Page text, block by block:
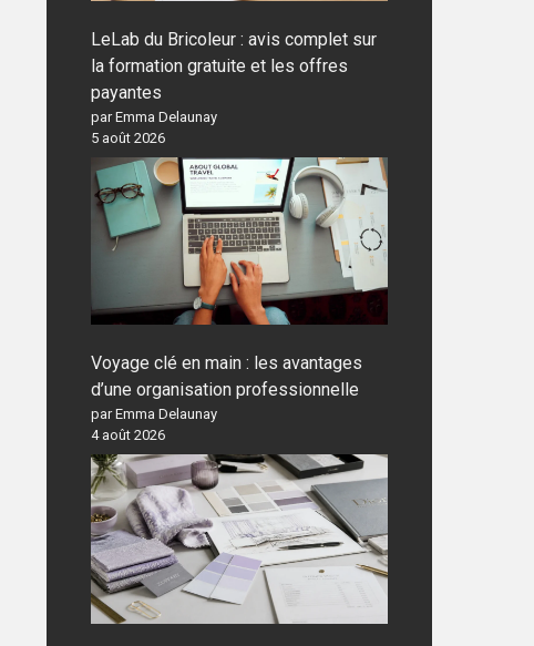
LeLab du Bricoleur : avis complet sur
la formation gratuite et les offres
payantes
par Emma Delaunay
5 août 2026
Voyage clé en main : les avantages
d’une organisation professionnelle
par Emma Delaunay
4 août 2026